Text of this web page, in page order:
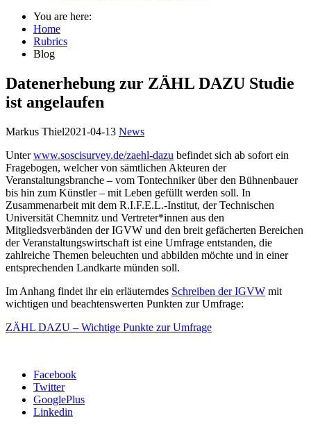
You are here:
Home
Rubrics
Blog
Datenerhebung zur ZÄHL DAZU Studie
ist angelaufen
Markus Thiel2021-04-13 News
Unterwww.soscisurvey.de/zaehl-dazu befindet sich ab sofort ein
Fragebogen, welcher von sämtlichen Akteuren der
Veranstaltungsbranche – vom Tontechniker über den Bühnenbauer
bis hin zum Künstler – mit Leben gefüllt werden soll. In
Zusammenarbeit mit dem R.I.F.E.L.-Institut, der Technischen
Universität Chemnitz und Vertreter*innen aus den
Mitgliedsverbänden der IGVW und den breit gefächerten Bereichen
der Veranstaltungswirtschaft ist eine Umfrage entstanden, die
zahlreiche Themen beleuchten und abbilden möchte und in einer
entsprechenden Landkarte münden soll.
Im Anhang findet ihr ein erläuterndes Schreiben der IGVW mit
wichtigen und beachtenswerten Punkten zur Umfrage:
ZÄHL DAZU – Wichtige Punkte zur Umfrage
Facebook
Twitter
GooglePlus
Linkedin